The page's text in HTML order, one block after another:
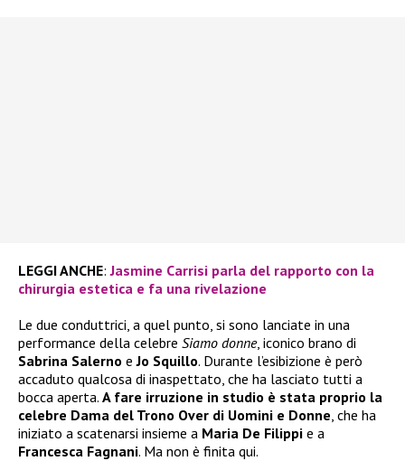
LEGGI ANCHE:Jasmine Carrisi parla del rapporto con la
chirurgia estetica e fa una rivelazione
Le due conduttrici, a quel punto, si sono lanciate in una
performance della celebre Siamo donne, iconico brano di
Sabrina Salerno eJo Squillo. Durante l’esibizione è però
accaduto qualcosa di inaspettato, che ha lasciato tutti a
bocca aperta. A fare irruzione in studio è stata proprio la
celebre Dama del Trono Over di Uomini e Donne , che ha
iniziato a scatenarsi insieme a Maria De Filippi e a
Francesca Fagnani. Ma non è finita qui.